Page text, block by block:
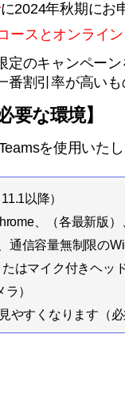
に2024年秋期にお
ースとオンライ
のキャンペー
割引率が高いも
要な環境】
を使用いた
以降）
、（各最新版
通信容量無制限のWi-
はマイク付きヘッ
）
やすくなります（必